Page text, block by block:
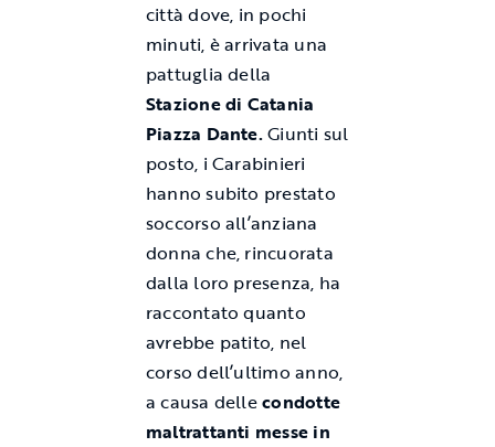
città dove, in pochi
minuti, è arrivata una
pattuglia della
Stazione di Catania
Piazza Dante.Giunti sul
posto, i Carabinieri
hanno subito prestato
soccorso all’anziana
donna che, rincuorata
dalla loro presenza, ha
raccontato quanto
avrebbe patito, nel
corso dell’ultimo anno,
a causa dellecondotte
maltrattanti messe in